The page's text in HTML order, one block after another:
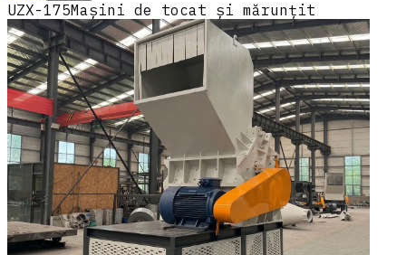
UZX-175Mașini de tocat și mărunțit